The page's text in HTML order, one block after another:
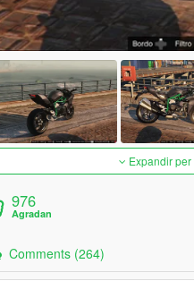
Expandir
976
Agradan
Comments (264)